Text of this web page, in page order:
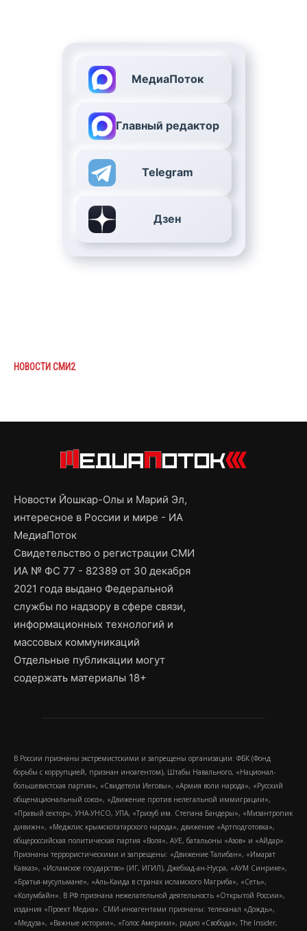
МедиаПоток
Главный редактор
Telegram
Дзен
НОВОСТИ СМИ2
Новости Йошкар-Олы и Марий Эл,
интересное в России и мире - ИА
МедиаПоток
Свидетельство о регистрации СМИ
ИА № ФС 77 - 82389 от 30 декабря
2021 года выдано Федеральной
службы по надзору в сфере связи,
информационных технологий и
массовых коммуникаций
Отдельные публикации могут
содержать материалы 18+
В России признаны экстремистскими и запрещены организации: ФБК (Фонд
борьбы с коррупцией, признан иноагентом), Штабы Навального, «Национал-
большевистская партия», «Свидетели Иеговы», «Армия воли народа», «Русский
общенациональный союз», «Движение против нелегальной иммиграции»,
«Правый сектор», УНА-УНСО, УПА, «Тризуб им. Степана Бандеры», «Мизантропик
дивижн», «Меджлис крымскотатарского народа», движение «Артподготовка»,
общероссийская политическая партия «Воля», АУЕ, батальоны «Азов» и «Айдар».
Признаны террористическими и запрещены: «Движение Талибан», «Имарат
Кавказ», «Исламское государство» (ИГ, ИГИЛ), Джебхад-ан-Нусра, «АУМ Синрике»,
«Братья-мусульмане», «Аль-Каида в странах исламского Магриба», «Сеть»,
«Колумбайн». В РФ признана нежелательной деятельность «Открытой России»,
издания «Проект Медиа». СМИ-иноагентами признаны: телеканал «Дождь»,
«Медуза», «Важные истории», «Голос Америки», радио «Свобода», The Insider,